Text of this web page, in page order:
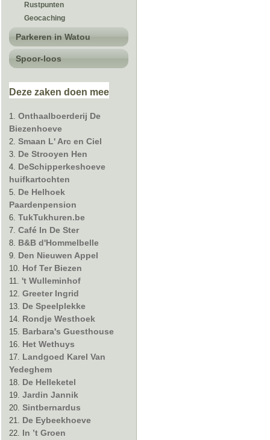
Rustpunten
Geocaching
Parkeren in Watou
Spoor-loos
Deze zaken doen mee
Onthaalboerderij De
Biezenhoeve
Smaan L' Arc en Ciel
De Strooyen Hen
DeSchipperkeshoeve
huifkartochten
De Helhoek
Paardenpension
TukTukhuren.be
Café In De Ster
B&B d'Hommelbelle
Den Nieuwen Appel
Hof Ter Biezen
't Wulleminhof
Greeter Ingrid
De Speelplekke
Rondje Westhoek
Barbara's Guesthouse
Het Wethuys
Landgoed Karel Van
Yedeghem
De Helleketel
Jardin Jannik
Sintbernardus
De Eybeekhoeve
In ’t Groen